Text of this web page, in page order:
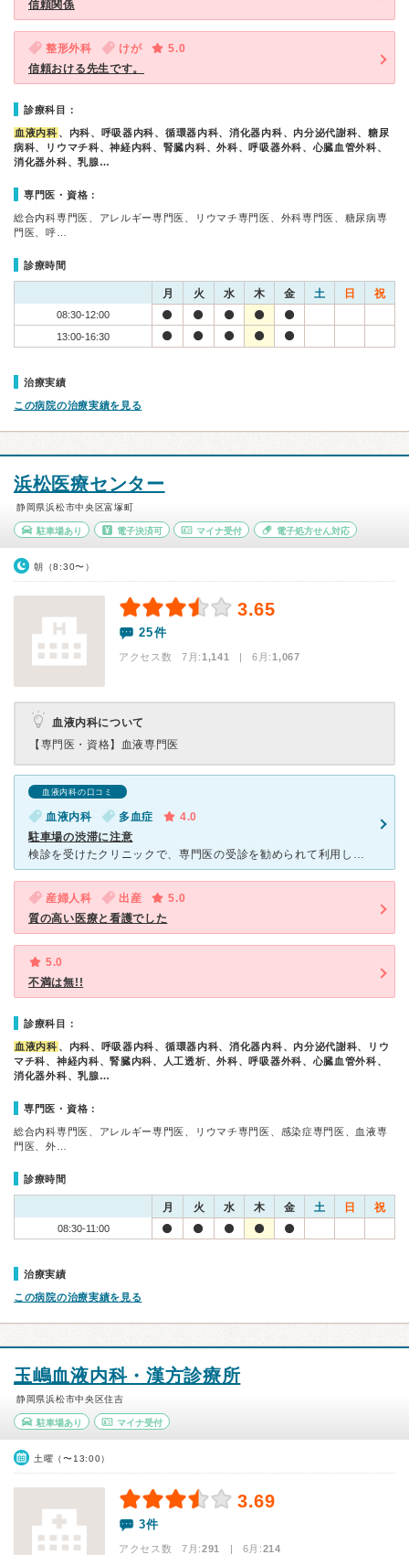
信頼関係
整形外科 けが
5.0
信頼おける先生です。
診療科目：
血液内科 、内科、呼吸器内科、循環器内科、消化器内科、内分泌代謝科、糖尿
病科、リウマチ科、神経内科、腎臓内科、外科、呼吸器外科、心臓血管外科、
消化器外科、乳腺…
専門医・資格：
総合内科専門医、アレルギー専門医、リウマチ専門医、外科専門医、糖尿病専
門医、呼…
診療時間
月 火 水 木 金 土 日 祝
08:30-12:00
13:00-16:30
治療実績
この病院の治療実績を見る
浜松医療センター
静岡県浜松市中央区富塚町
駐車場あり 電子決済可 マイナ受付 電子処方せん対応
朝（8:30〜）
3.65
25件
アクセス数 7月:1,141 | 6月:1,067
血液内科について
【専門医・資格】 血液専門医
血液内科の口コミ
血液内科 多血症
4.0
駐車場の渋滞に注意
検診を受けたクリニックで、専門医の受診を勧められて利用しました。 数年前に家族の入院で行ったときは病棟が古くて暗く感じましたが、2024年1月に新病棟に移転し、明るく温かい雰囲気になりました。
産婦人科 出産
5.0
質の高い医療と看護でした
5.0
不満は無!!
診療科目：
血液内科 、内科、呼吸器内科、循環器内科、消化器内科、内分泌代謝科、リウ
マチ科、神経内科、腎臓内科、人工透析、外科、呼吸器外科、心臓血管外科、
消化器外科、乳腺…
専門医・資格：
総合内科専門医、アレルギー専門医、リウマチ専門医、感染症専門医、血液専
門医、外…
診療時間
月 火 水 木 金 土 日 祝
08:30-11:00
治療実績
この病院の治療実績を見る
玉嶋血液内科・漢方診療所
静岡県浜松市中央区住吉
駐車場あり マイナ受付
土曜（〜13:00）
3.69
3件
アクセス数 7月:291 | 6月:214